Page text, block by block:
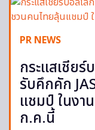
PR NEWS
กระแสเชีย
รับคึกคัก
แชมป์ ในงา
ก.ค.นี้